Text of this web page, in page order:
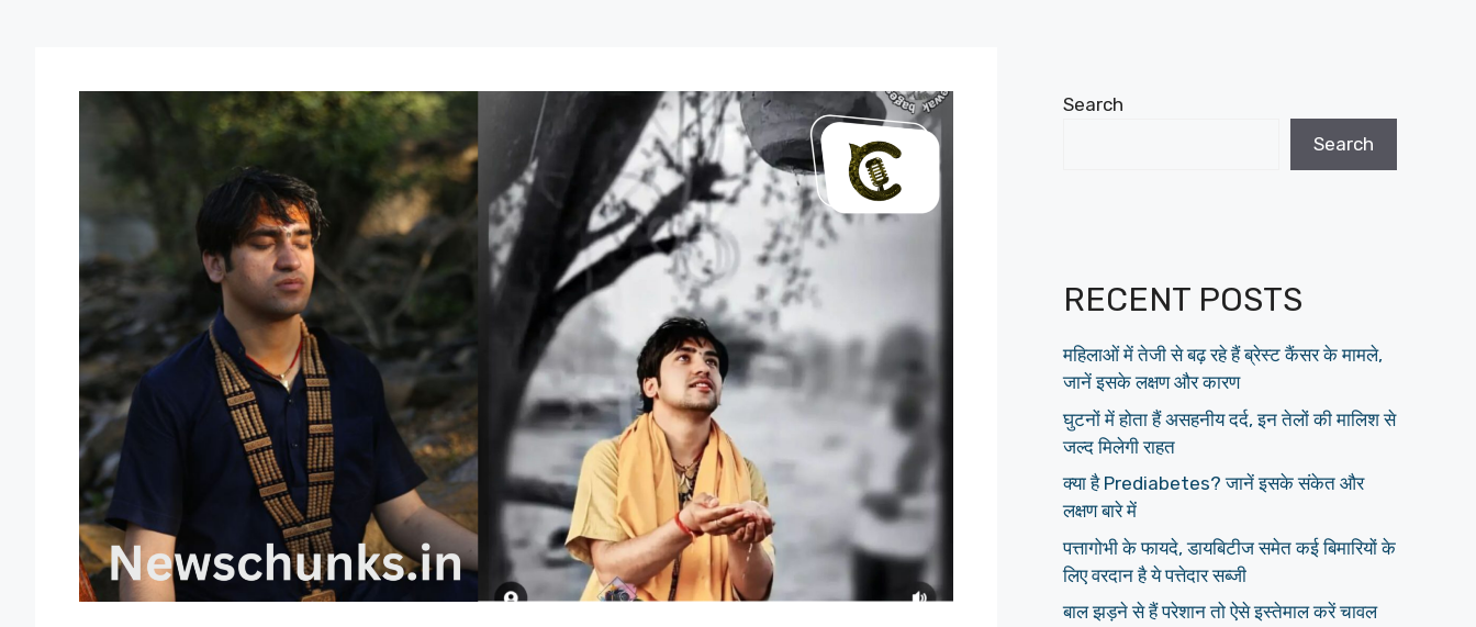
Search
Search
RECENT POSTS
महिलाओं में तेजी से बढ़ रहे हैं ब्रेस्ट कैंसर के मामले,
जानें इसके लक्षण और कारण
घुटनों में होता हैं असहनीय दर्द, इन तेलों की मालिश से
जल्द मिलेगी राहत
क्या है Prediabetes? जानें इसके संकेत और
लक्षण बारे में
पत्तागोभी के फायदे, डायबिटीज समेत कई बिमारियों के
लिए वरदान है ये पत्तेदार सब्जी
बाल झड़ने से हैं परेशान तो ऐसे इस्तेमाल करें चावल